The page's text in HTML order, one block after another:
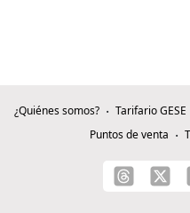
¿Quiénes somos? Tarifario GESE
Puntos de venta